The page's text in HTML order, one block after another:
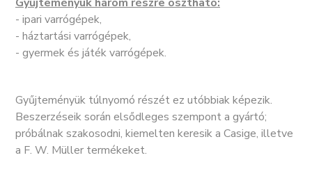
Gyűjteményük három részre osztható:
- ipari varrógépek,
- háztartási varrógépek,
- gyermek és játék varrógépek.
Gyűjteményük túlnyomó részét ez utóbbiak képezik.
Beszerzéseik során elsődleges szempont a gyártó;
próbálnak szakosodni, kiemelten keresik a Casige, illetve
a F. W. Müller termékeket.